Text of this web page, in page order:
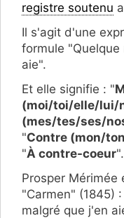
registre soutenu
Il s'agit d'une
formule "Quelque
aie".
Et elle signifie : "
(moi/toi/elle/lui/
(mes/tes/ses/
"Contre (mon/
"À contre-coeur".
Prosper Mérimée
"Carmen" (1845)
malgré que j'en